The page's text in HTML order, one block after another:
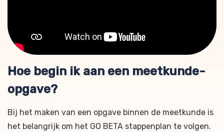
Hoe begin ik aan een meetkunde-
opgave?
Bij het maken van een opgave binnen de meetkunde is
het belangrijk om het GO BETA stappenplan te volgen.